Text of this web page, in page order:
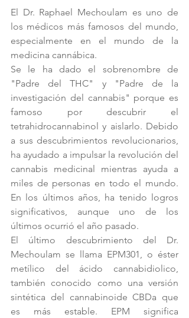
El Dr. Raphael Mechoulam es uno de
los médicos más famosos del mundo,
especialmente en el mundo de la
medicina cannábica.
Se le ha dado el sobrenombre de
"Padre del THC" y "Padre de la
investigación del cannabis" porque es
famoso por descubrir el
tetrahidrocannabinol y aislarlo. Debido
a sus descubrimientos revolucionarios,
ha ayudado a impulsar la revolución del
cannabis medicinal mientras ayuda a
miles de personas en todo el mundo.
En los últimos años, ha tenido logros
significativos, aunque uno de los
últimos ocurrió el año pasado.
El último descubrimiento del Dr.
Mechoulam se llama EPM301, o éster
metílico del ácido cannabidiolico,
también conocido como una versión
sintética del cannabinoide CBDa que
es más estable. EPM significa